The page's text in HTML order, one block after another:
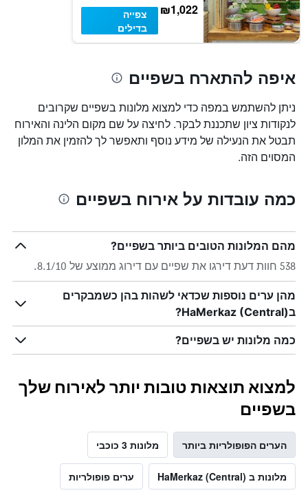
₪1,022
צפייה
בדילים
איפה להתארח בשפיים
ניתן להשתמש במפה כדי למצוא מלונות בשפיים שקרובים
לנקודות ציון שתכננת לבקר. לחיצה על שם מקום הלינה והאירוח
תבטל את הנעילה של מידע נוסף ותאפשר לך להזמין את המלון
המסוים הזה.
כמה עובדות על אירוח בשפיים
מהם המלונות הטובים ביותר בשפיים?
538 חוות דעת דירגו את שפיים עם דירוג ממוצע של 8.1/10.
מהן ערים נוספות שכדאי לשהות בהן כשמבקרים
בHaMerkaz (Central)?
כמה מלונות יש בשפיים?
למצוא תוצאות טובות יותר לאירוח שלך
בשפיים
הערים הפופולריות ביותר מלונות 3 כוכבי
מלונות ב HaMerkaz (Central) ערים פופולריות